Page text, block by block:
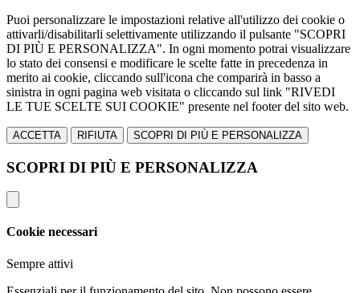
Puoi personalizzare le impostazioni relative all'utilizzo dei cookie o
attivarli/disabilitarli selettivamente utilizzando il pulsante "SCOPRI
DI PIÙ E PERSONALIZZA". In ogni momento potrai visualizzare
lo stato dei consensi e modificare le scelte fatte in precedenza in
merito ai cookie, cliccando sull'icona che comparirà in basso a
sinistra in ogni pagina web visitata o cliccando sul link "RIVEDI
LE TUE SCELTE SUI COOKIE" presente nel footer del sito web.
ACCETTA RIFIUTA SCOPRI DI PIÙ E PERSONALIZZA
SCOPRI DI PIÙ E PERSONALIZZA
Cookie necessari
Sempre attivi